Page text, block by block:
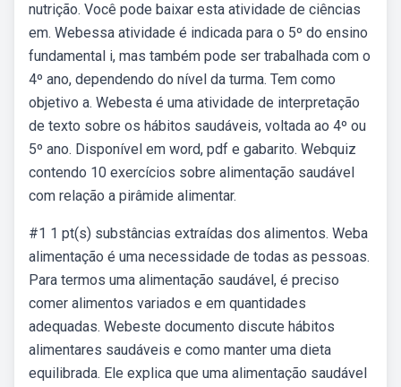
nutrição. Você pode baixar esta atividade de ciências
em. Webessa atividade é indicada para o 5º do ensino
fundamental i, mas também pode ser trabalhada com o
4º ano, dependendo do nível da turma. Tem como
objetivo a. Webesta é uma atividade de interpretação
de texto sobre os hábitos saudáveis, voltada ao 4º ou
5º ano. Disponível em word, pdf e gabarito. Webquiz
contendo 10 exercícios sobre alimentação saudável
com relação a pirâmide alimentar.
#1 1 pt(s) substâncias extraídas dos alimentos. Weba
alimentação é uma necessidade de todas as pessoas.
Para termos uma alimentação saudável, é preciso
comer alimentos variados e em quantidades
adequadas. Webeste documento discute hábitos
alimentares saudáveis e como manter uma dieta
equilibrada. Ele explica que uma alimentação saudável